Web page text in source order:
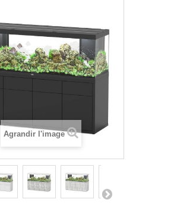
Agrandir l'image